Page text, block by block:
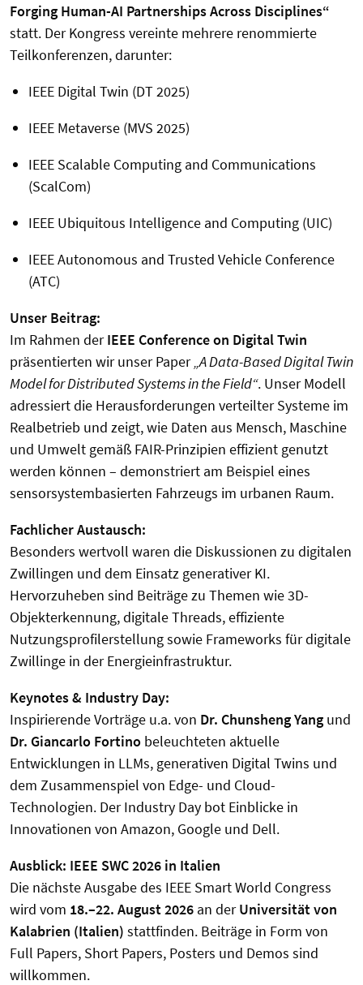
Forging Human-AI Partnerships Across Disciplines“
statt. Der Kongress vereinte mehrere renommierte
Teilkonferenzen, darunter:
IEEE Digital Twin (DT 2025)
IEEE Metaverse (MVS 2025)
IEEE Scalable Computing and Communications
(ScalCom)
IEEE Ubiquitous Intelligence and Computing (UIC)
IEEE Autonomous and Trusted Vehicle Conference
(ATC)
Unser Beitrag:
Im Rahmen derIEEE Conference on Digital Twin
präsentierten wir unser Paper„A Data-Based Digital Twin
Model for Distributed Systems in the Field“. Unser Modell
adressiert die Herausforderungen verteilter Systeme im
Realbetrieb und zeigt, wie Daten aus Mensch, Maschine
und Umwelt gemäß FAIR-Prinzipien effizient genutzt
werden können – demonstriert am Beispiel eines
sensorsystembasierten Fahrzeugs im urbanen Raum.
Fachlicher Austausch:
Besonders wertvoll waren die Diskussionen zu digitalen
Zwillingen und dem Einsatz generativer KI.
Hervorzuheben sind Beiträge zu Themen wie 3D-
Objekterkennung, digitale Threads, effiziente
Nutzungsprofilerstellung sowie Frameworks für digitale
Zwillinge in der Energieinfrastruktur.
Keynotes & Industry Day:
Inspirierende Vorträge u.a. von Dr. Chunsheng Yang und
Dr. Giancarlo Fortino beleuchteten aktuelle
Entwicklungen in LLMs, generativen Digital Twins und
dem Zusammenspiel von Edge- und Cloud-
Technologien. Der Industry Day bot Einblicke in
Innovationen von Amazon, Google und Dell.
Ausblick: IEEE SWC 2026 in Italien
Die nächste Ausgabe des IEEE Smart World Congress
wird vom 18.–22. August 2026 an derUniversität von
Kalabrien (Italien) stattfinden. Beiträge in Form von
Full Papers, Short Papers, Posters und Demos sind
willkommen.